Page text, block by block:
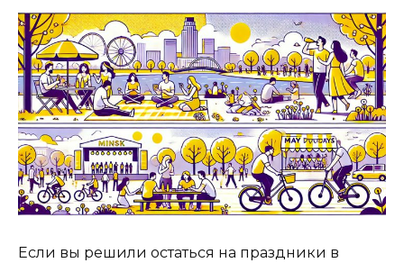
Если вы решили остаться на праздники в